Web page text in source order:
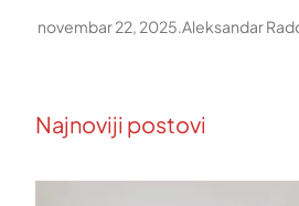
novembar 22, 2025.Aleksandar
Najnoviji postovi